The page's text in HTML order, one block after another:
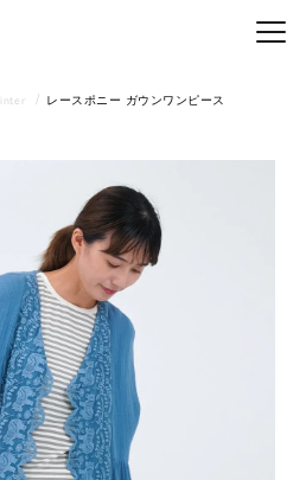
メニ
レースポニー ガウンワンピース